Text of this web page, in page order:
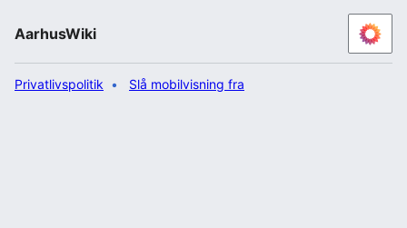
AarhusWiki
Privatlivspolitik Slå mobilvisning fra